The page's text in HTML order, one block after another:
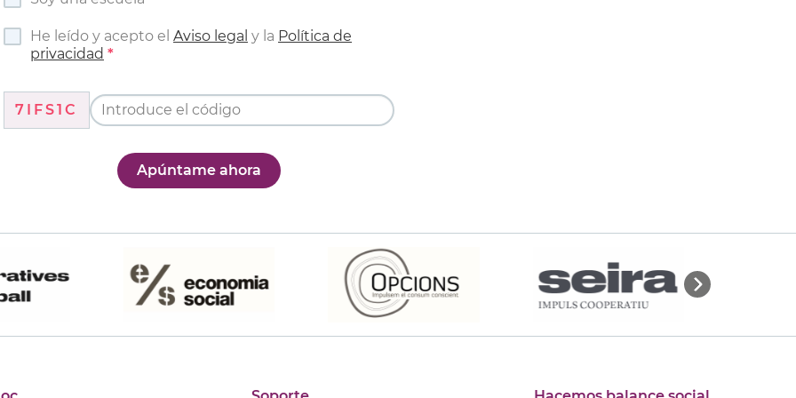
He leído y acepto el Aviso legal y la Política de
privacidad
7IFS1C
Apúntame ahora